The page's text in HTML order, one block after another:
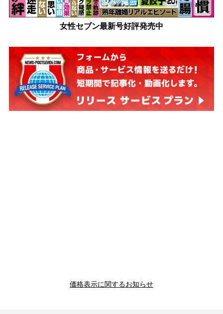
女性セブン最新号好評発売中
価格表示に関するお知らせ